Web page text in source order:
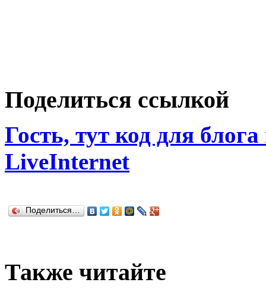
Поделиться ссылкой
Гость, тут код для
LiveInternet
Поделиться…
Также читайте